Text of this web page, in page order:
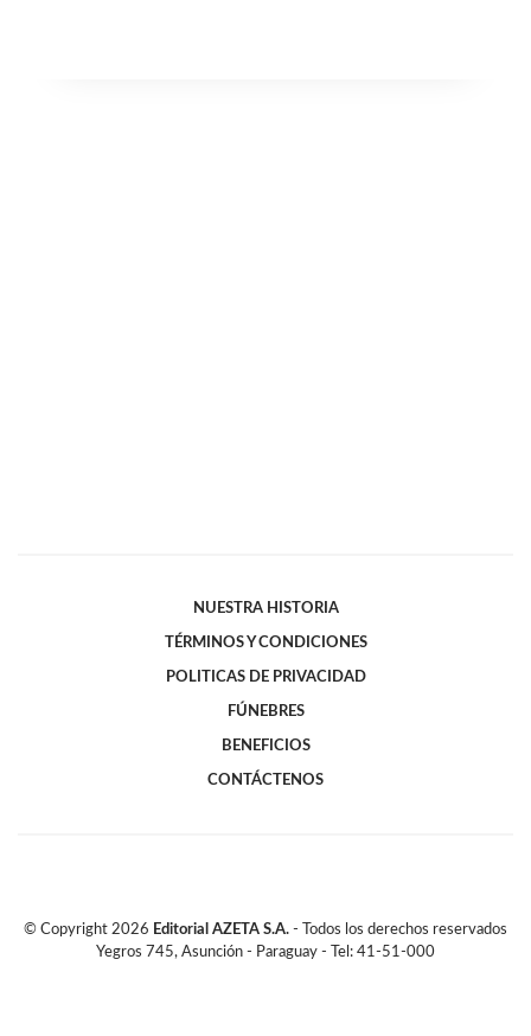
NUESTRA HISTORIA
TÉRMINOS Y CONDICIONES
POLITICAS DE PRIVACIDAD
FÚNEBRES
BENEFICIOS
CONTÁCTENOS
© Copyright 2026 Editorial AZETA S.A. - Todos los derechos reservados
Yegros 745, Asunción - Paraguay - Tel: 41-51-000